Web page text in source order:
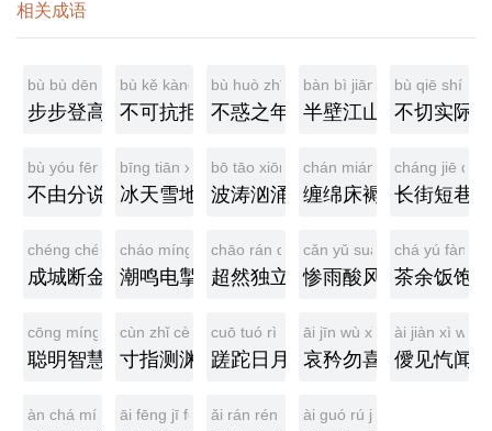
相关成语
bù bù dēng gāo
步步登高
bù kě kàng jù
不可抗拒
bù huò zhī nián
不惑之年
bàn bì jiāng shān
半壁江山
bù qiē shí jì
不切实际
bù yóu fēn shuō
不由分说
bīng tiān xuě dì
冰天雪地
bō tāo xiōng yǒng
波涛汹涌
chán mián chuáng rù
缠绵床褥
cháng jiē
长街短巷
chéng chéng duàn jīn
成城断金
cháo míng diàn chè
潮鸣电掣
chāo rán dú lì
超然独立
cǎn yǔ suān fēng
惨雨酸风
chá yú fàn
茶余饭饱
cōng míng zhì huì
聪明智慧
cùn zhǐ cè yuān
寸指测渊
cuō tuó rì yuè
蹉跎日月
āi jīn wù xǐ
哀矜勿喜
ài jiàn xì wén
僾见忾闻
àn chá míng fǎngāi fēng jī fèngǎi rán rén zhěài guó rú jiā